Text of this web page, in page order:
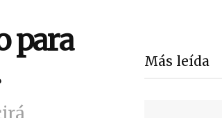
para
Más leída